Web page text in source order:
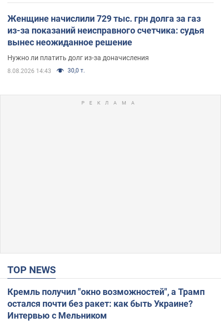
Женщине начислили 729 тыс. грн долга за газ
из-за показаний неисправного счетчика: судья
вынес неожиданное решение
Нужно ли платить долг из-за доначисления
8.08.2026 14:43 30,0 т.
TOP NEWS
Кремль получил "окно возможностей", а Трамп
остался почти без ракет: как быть Украине?
Интервью с Мельником